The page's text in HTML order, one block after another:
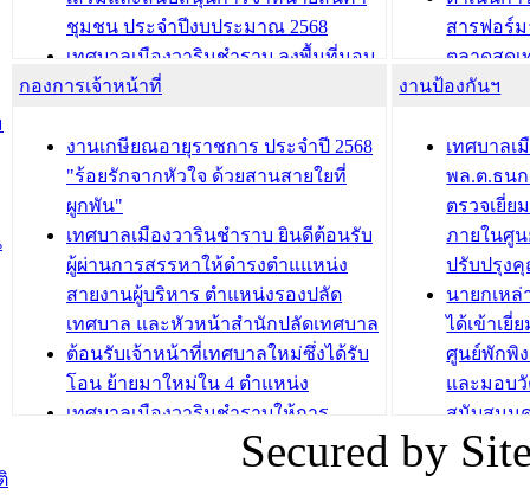
บทความ อื่นๆ ... บทความ อื่นๆ ...
ชุมชน ประจำปีงบประมาณ 2568
เทศบาลเมืองวารินชำราบ ลงพื้นที่มอบ
น้ำดื่มแก่ผู้พักอาศัย ณ ศูนย์พักพิง
กองสวัสดิการสังคม เทศบาลเมือง
วารินชำราบ จัดโครงการอบรมอาชีพ
ระยะสั้น ประจำปี 2568 (หลักสูตรการ
ถักทอผลิตภัณฑ์จากถุงพลาสติก)
บทความ อื่นๆ ...
สารฟอร์
ตลาดสดเ
วารินชำร
ถนนแก่เ
เด็กเล็ก
เทศบาลเ
ปรึกษาห
วัยของอ
บทความ อื่นๆ ...
กองการเจ้าหน้าที่
งานเกษียณอายุราชการ ประจำปี 2568
"ร้อยรักจากหัวใจ ด้วยสานสายใยที่
ผูกพัน"
เทศบาลเมืองวารินชำราบ ยินดีต้อนรับ
ผู้ผ่านการสรรหาให้ดำรงตำแแหน่ง
สายงานผู้บริหาร ตำแหน่งรองปลัด
เทศบาล และหัวหน้าสำนักปลัดเทศบาล
ต้อนรับเจ้าหน้าที่เทศบาลใหม่ซึ่งได้รับ
โอน ย้ายมาใหม่ใน 4 ตำแหน่ง
เทศบาลเมืองวารินชำราบให้การ
ต้อนรับพนักงานเทศบาลผู้ผ่านการ
สรรหาให้ดำรงตำแหน่งสายงานผู้
งานป้องกันฯ
เทศบาลเ
พล.ต.ธน
ตรวจเยี่ย
ภายในศู
ปรับปรุง
นายกเห
ได้เข้าเยี่
ศูนย์พักพิ
และมอบ
สนับสนุน
ภัยน้ำท่วม
ภาพบรร
Secured by